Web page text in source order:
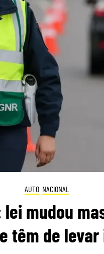
AUTO NACIONAL
mudou
têm de